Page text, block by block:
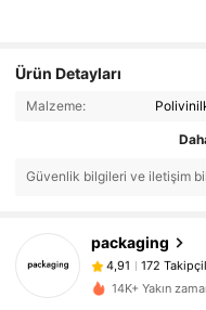
Ürün Detayları
Malzeme:
Güvenlik bilgileri ve iletişim
packaging
4,91
172
s***2 1 gün
4,91
172
14K+ Yakın